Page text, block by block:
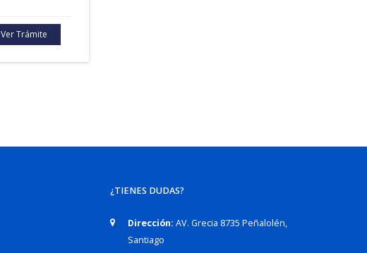
Ver Trámite
¿TIENES DUDAS?
Dirección: AV. Grecia 8735 Peñalolén,
Santiago